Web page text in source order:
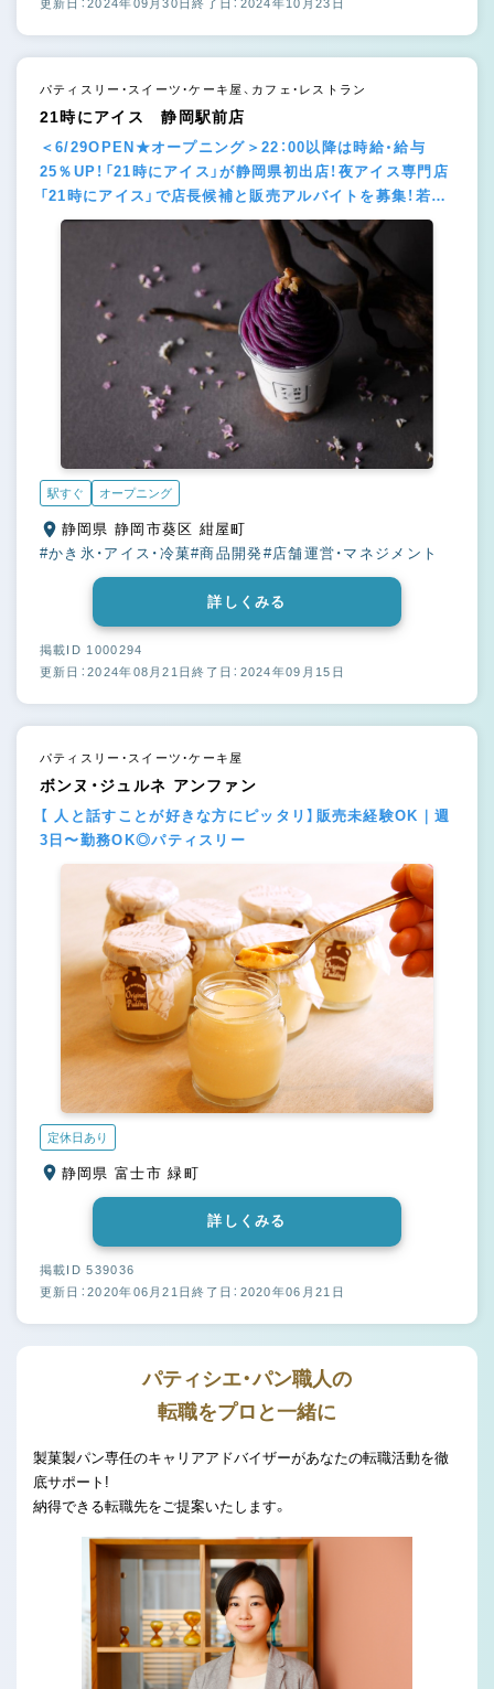
更新日：2024年09月30日終了日：2024年10月23日
パティスリー・スイーツ・ケーキ屋、カフェ・レストラン
21時にアイス 静岡駅前店
＜6/29OPEN★オープニング＞22：00以降は時給・給与
25％UP！「21時にアイス」が静岡県初出店！夜アイス専門店
「21時にアイス」で店長候補と販売アルバイトを募集！若手
活躍中の注目企業です♪
駅すぐ オープニング
静岡県 静岡市葵区 紺屋町
#かき氷・アイス・冷菓#商品開発#店舗運営・マネジメント
詳しくみる
掲載ID 1000294
更新日：2024年08月21日終了日：2024年09月15日
パティスリー・スイーツ・ケーキ屋
ボンヌ・ジュルネ アンファン
【 人と話すことが好きな方にピッタリ】販売未経験OK｜週
3日〜勤務OK◎パティスリー
定休日あり
静岡県 富士市 緑町
詳しくみる
掲載ID 539036
更新日：2020年06月21日終了日：2020年06月21日
パティシエ・パン職人の
転職をプロと一緒に
製菓製パン専任のキャリアアドバイザーがあなたの転職活動を徹
底サポート!
納得できる転職先をご提案いたします。